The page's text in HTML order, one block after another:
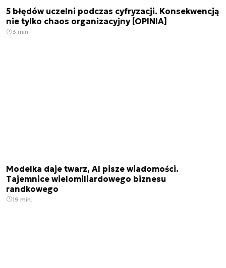
5 błędów uczelni podczas cyfryzacji. Konsekwencją
nie tylko chaos organizacyjny [OPINIA]
3 min.
Modelka daje twarz, AI pisze wiadomości.
Tajemnice wielomiliardowego biznesu
randkowego
19 min.